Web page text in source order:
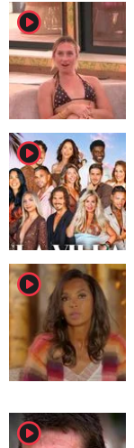
player2
player2
player2
player2